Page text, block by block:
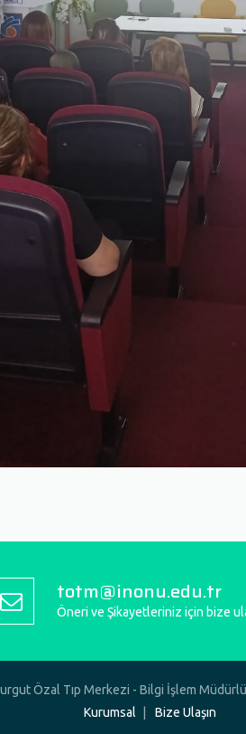
totm@inonu.edu.tr
Öneri ve Şikayetleriniz için bize
Özal Tıp Merkezi - Bilgi İşlem
Kurumsal
Bize Ulaşın